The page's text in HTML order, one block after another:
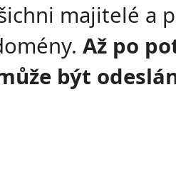
majitelé a
Až po
být